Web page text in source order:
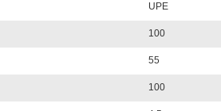
UPE
100
55
100